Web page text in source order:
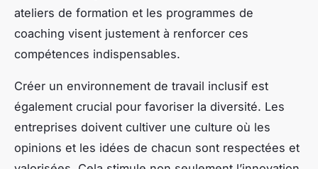
ateliers de formation et les programmes de
coaching visent justement à renforcer ces
compétences indispensables.
Créer un environnement de travail inclusif est
également crucial pour favoriser la diversité. Les
entreprises doivent cultiver une culture où les
opinions et les idées de chacun sont respectées et